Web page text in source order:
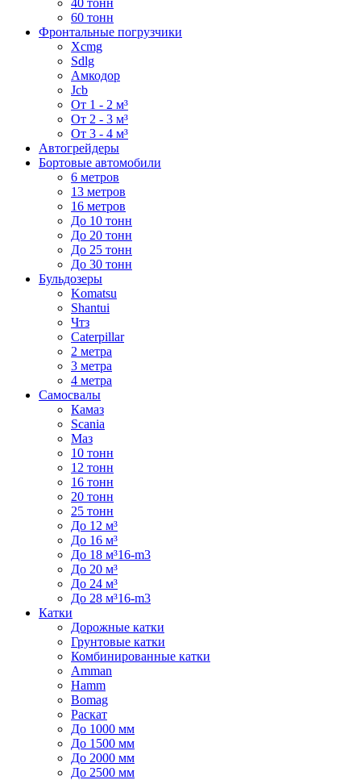
60 тонн
Фронтальные погрузчики
Xcmg
Sdlg
Амкодор
Jcb
От 1 - 2 м³
От 2 - 3 м³
От 3 - 4 м³
Автогрейдеры
Бортовые автомобили
6 метров
13 метров
16 метров
До 10 тонн
До 20 тонн
До 25 тонн
До 30 тонн
Бульдозеры
Komatsu
Shantui
Чтз
Caterpillar
2 метра
3 метра
4 метра
Самосвалы
Камаз
Scania
Маз
10 тонн
12 тонн
16 тонн
20 тонн
25 тонн
До 12 м³
До 16 м³
До 18 м³16-m3
До 20 м³
До 24 м³
До 28 м³16-m3
Катки
Дорожные катки
Грунтовые катки
Комбинированные катки
Amman
Hamm
Bomag
Раскат
До 1000 мм
До 1500 мм
До 2000 мм
До 2500 мм